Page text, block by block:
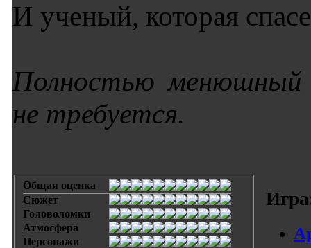
И ученый, которая
Полностью менюшный
не требуется.
Общая оценка
Сюжет
Головоломки
Атмосфера
Персонажи